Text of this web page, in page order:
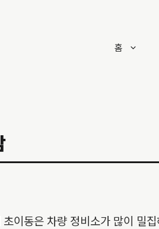
홈
이동은 차량 정비소가 많이 밀